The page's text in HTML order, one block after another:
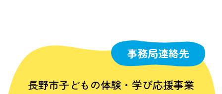
事務局連絡先
長野市子どもの体験・学び応援事業